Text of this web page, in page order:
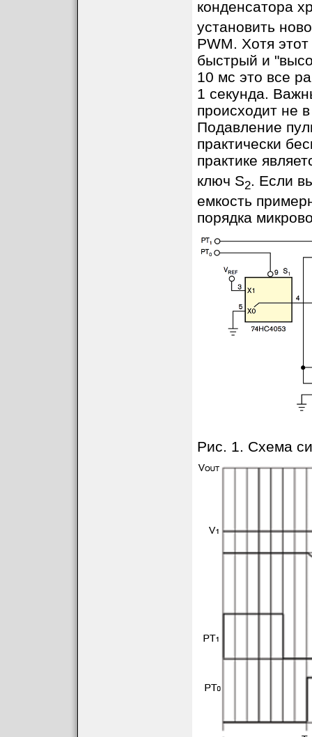
конденсатора
установить
PWM. Хотя
быстрый и
10 мс это все
1 секунда.
происходит не
Подавление
практически
практике
ключ S2. Если
емкость
порядка
Рис. 1. Схема